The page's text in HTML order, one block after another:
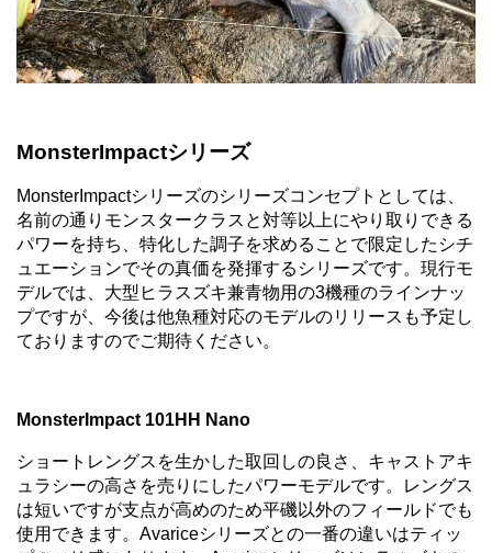
MonsterImpactシリーズ
MonsterImpactシリーズのシリーズコンセプトとしては、
名前の通りモンスタークラスと対等以上にやり取りできる
パワーを持ち、特化した調子を求めることで限定したシチ
ュエーションでその真価を発揮するシリーズです。現行モ
デルでは、大型ヒラスズキ兼青物用の3機種のラインナッ
プですが、今後は他魚種対応のモデルのリリースも予定し
ておりますのでご期待ください。
MonsterImpact 101HH Nano
ショートレングスを生かした取回しの良さ、キャストアキ
ュラシーの高さを売りにしたパワーモデルです。レングス
は短いですが支点が高めのため平磯以外のフィールドでも
使用できます。Avariceシリーズとの一番の違いはティッ